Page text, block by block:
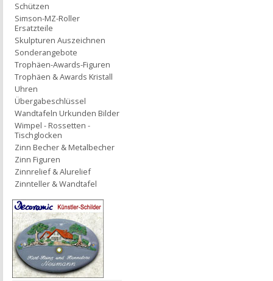
Schützen
Simson-MZ-Roller
Ersatzteile
Skulpturen Auszeichnen
Sonderangebote
Trophäen-Awards-Figuren
Trophäen & Awards Kristall
Uhren
Übergabeschlüssel
Wandtafeln Urkunden Bilder
Wimpel - Rossetten -
Tischglocken
Zinn Becher & Metalbecher
Zinn Figuren
Zinnrelief & Alurelief
Zinnteller & Wandtafel